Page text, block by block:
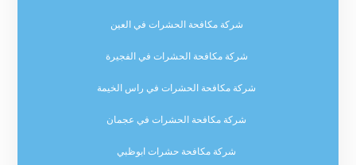
شركة مكافحة الحشرات في العين
شركة مكافحة الحشرات في الفجيرة
شركة مكافحة الحشرات في راس الخيمة
شركة مكافحة الحشرات في عجمان
شركة مكافحة حشرات ابوظبي